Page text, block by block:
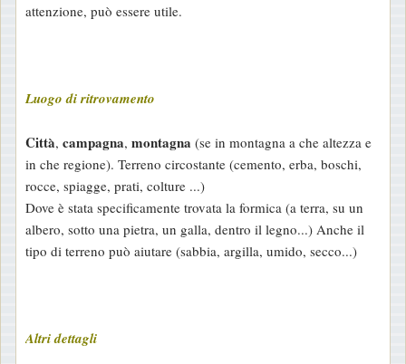
attenzione, può essere utile.
Luogo di ritrovamento
Città, campagna, montagna (se in montagna a che altezza e
in che regione). Terreno circostante (cemento, erba, boschi,
rocce, spiagge, prati, colture ...)
Dove è stata specificamente trovata la formica (a terra, su un
albero, sotto una pietra, un galla, dentro il legno...) Anche il
tipo di terreno può aiutare (sabbia, argilla, umido, secco...)
Altri dettagli